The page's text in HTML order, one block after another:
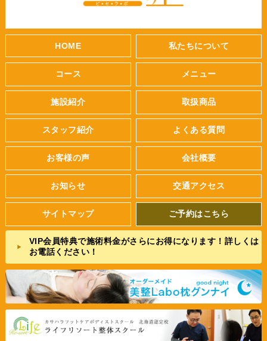
HOME 私たちについて
コース メニュー
施設紹介 取扱商品
スタッフ紹介 よくある質問
お客様の声 会社概要
お知らせ 交通アクセス
サイトマップ ご予約はこちら
VIP会員特典で施術料金がさらにお得になります！詳しくは
お電話ください！